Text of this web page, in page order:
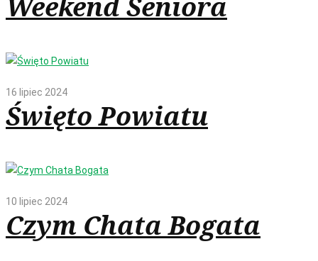
16 lipiec 2024
Święto Powiatu
10 lipiec 2024
Czym Chata Bogata